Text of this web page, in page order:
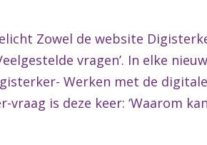
Zowel de website
vragen’. In elke
Werken met de
vraag is deze keer: ‘Waarom